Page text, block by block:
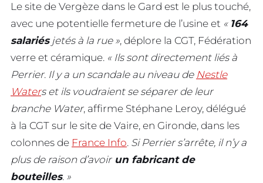
Le site de Vergèze dans le Gard est le plus touché,
avec une potentielle fermeture de l’usine et « 164
salariésjetés à la rue », déplore la CGT, Fédération
verre et céramique. « Ils sont directement liés à
Perrier. Il y a un scandale au niveau de Nestle
Waters et ils voudraient se séparer de leur
branche Water, affirme Stéphane Leroy, délégué
à la CGT sur le site de Vaire, en Gironde, dans les
colonnes de France Info. Si Perrier s’arrête, il n’y a
plus de raison d’avoirun fabricant de
bouteilles. »